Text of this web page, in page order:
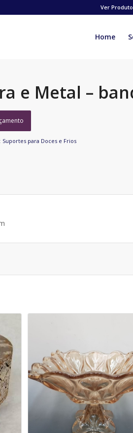
Ver
Home
e Metal –
Suportes para Doces e Frios